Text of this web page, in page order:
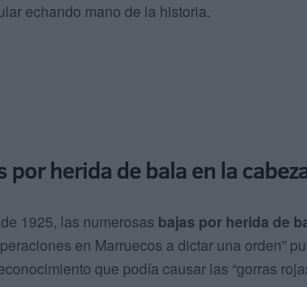
echando mano de la historia.
por herida de bala en la
1925, las numerosas bajas por herida de
en Marruecos a dictar una orden”
que podía causar las “gorras